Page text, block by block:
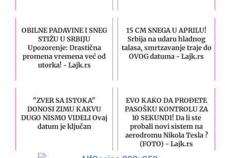
OBILNE PADAVINE I SNEG
STIŽU U SRBIJU
Upozorenje: Drastična
promena vremena već od
utorka! - Lajk.rs
15 CM SNEGA U APRILU!
Srbija na udaru hladnog
talasa, smrtzavanje traje do
OVOG datuma - Lajk.rs
"ZVER SA ISTOKA"
DONOSI ZIMU KAKVU
DUGO NISMO VIDELI Ovaj
datum je ključan
EVO KAKO DA PROĐETE
PASOŠKU KONTROLU ZA
10 SEKUNDI! Da li ste
probali novi sistem na
aerodromu Nikola Tesla ?
(FOTO) - Lajk.rs